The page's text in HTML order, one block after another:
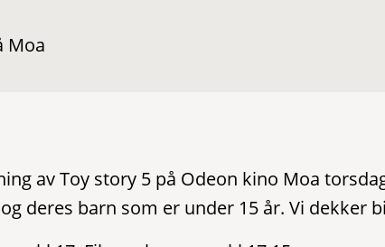
Moa
av Toy story 5 på Odeon kino Moa
deres barn som er under 15 år. Vi dekker